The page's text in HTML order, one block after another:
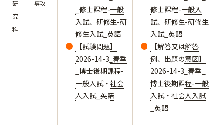
研
究
科
専攻
_修士課程-一般
入試、研修生-研
修生入試_英語
【試験問題】
2026-14-3_春季
_博士後期課程-
一般入試・社会
人入試_英語
修士課程-一般入
試、研修生-研修生
入試_英語
【解答又は解答
例、出題の意図】
2026-14-3_春季_
博士後期課程-一般
入試・社会人入試
_英語